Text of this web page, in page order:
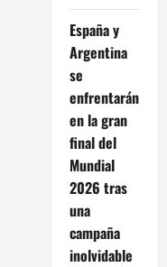
España y
Argentina
se
enfrentarán
en la gran
final del
Mundial
2026 tras
una
campaña
inolvidable